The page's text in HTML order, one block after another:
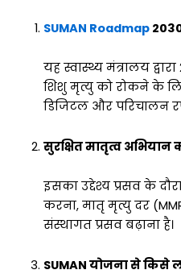
SUMAN Roadmap
यह स्वास्थ्य मंत्रालय
शिशु मृत्यु को रोकने के
डिजिटल और परिचालन
सुरक्षित मातृत्व अभियान
इसका उद्देश्य प्रसव के
करना, मातृ मृत्यु दर
संस्थागत प्रसव बढ़ाना है।
SUMAN योजना से किसे